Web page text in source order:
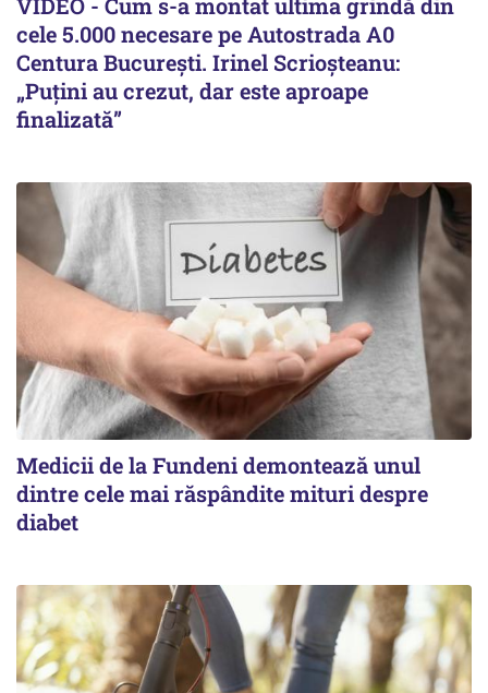
VIDEO - Cum s-a montat ultima grindă din
cele 5.000 necesare pe Autostrada A0
Centura București. Irinel Scrioșteanu:
„Puțini au crezut, dar este aproape
finalizată”
Medicii de la Fundeni demontează unul
dintre cele mai răspândite mituri despre
diabet